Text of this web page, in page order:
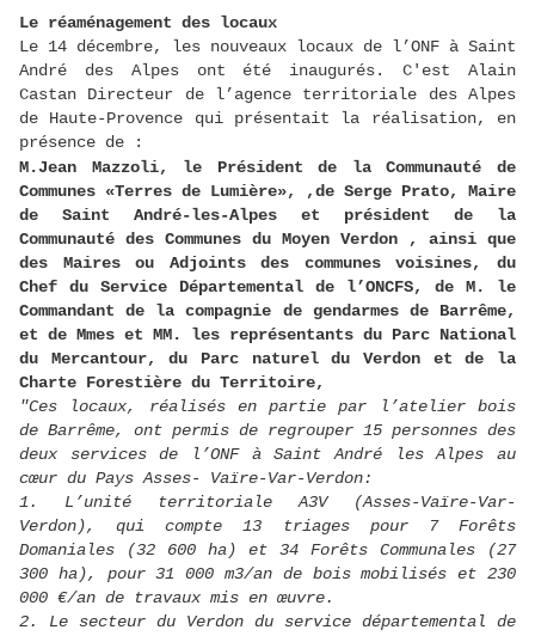
Le réaménagement des locaux
Le 14 décembre, les nouveaux locaux de l’ONF à Saint
André des Alpes ont été inaugurés. C'est Alain
Castan Directeur de l’agence territoriale des Alpes
de Haute-Provence qui présentait la réalisation, en
présence de :
M.Jean Mazzoli,
le Président de la Communauté de
Communes «Terres de Lumière», ,de Serge Prato, Maire
de Saint André-les-Alpes et président de la
Communauté des Communes du Moyen Verdon , ainsi que
des Maires ou Adjoints des communes voisines, du
Chef du Service Départemental de l’ONCFS, de M. le
Commandant de la compagnie de gendarmes de Barrême,
et de Mmes et MM. les représentants du Parc National
du Mercantour, du Parc naturel du Verdon et de la
Charte Forestière du Territoire,
"Ces locaux, réalisés en partie par l’atelier bois
de Barrême, ont permis de regrouper 15 personnes des
deux services de l’ONF à Saint André les Alpes au
cœur du Pays Asses- Vaïre-Var-Verdon:
1. L’unité territoriale A3V (Asses-Vaïre-Var-
Verdon), qui compte 13 triages pour 7 Forêts
Domaniales (32 600 ha) et 34 Forêts Communales (27
300 ha), pour 31 000 m3/an de bois mobilisés et 230
000 €/an de travaux mis en œuvre.
2. Le secteur du Verdon du service départemental de